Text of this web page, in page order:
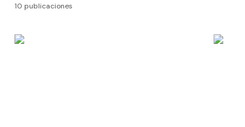
10 publicaciones